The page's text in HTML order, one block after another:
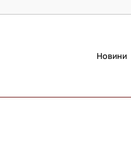
Новини